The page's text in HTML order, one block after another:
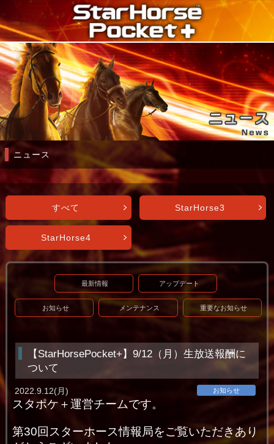
ニュース
すべて StarHorse3
StarHorse4
最新情報 アップデート
お知らせ メンテナンス 重要なお知らせ
【StarHorsePocket+】9/12（月）生放送報酬に
ついて
お知らせ
2022.9.12(月)
スタポケ＋運営チームです。
第30回スターホース情報局をご覧いただきあり